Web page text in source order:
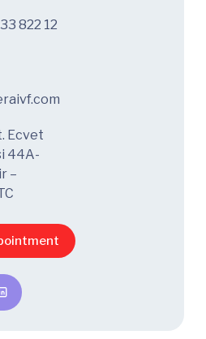
822 12
Ecvet
44A-
–